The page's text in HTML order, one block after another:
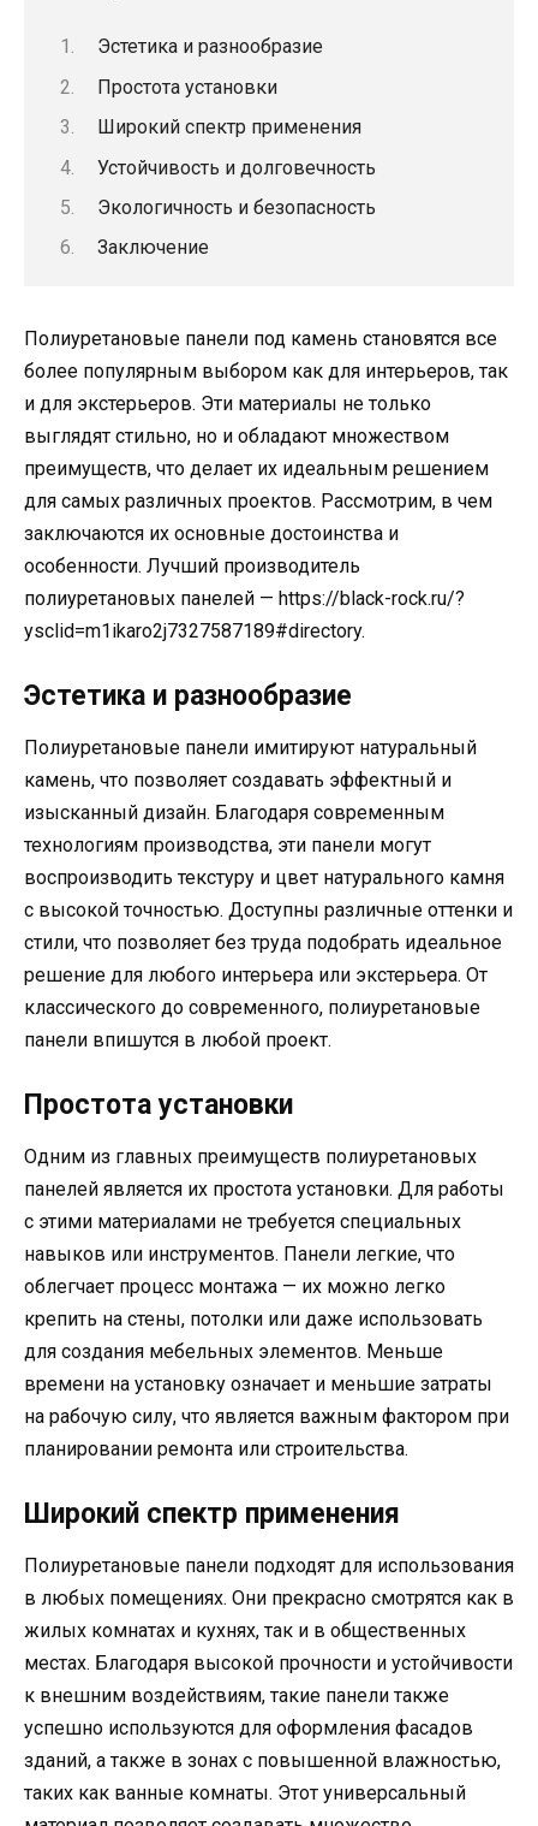
Эстетика и разнообразие
Простота установки
Широкий спектр применения
Устойчивость и долговечность
Экологичность и безопасность
Заключение
Полиуретановые панели под камень становятся все
более популярным выбором как для интерьеров, так
и для экстерьеров. Эти материалы не только
выглядят стильно, но и обладают множеством
преимуществ, что делает их идеальным решением
для самых различных проектов. Рассмотрим, в чем
заключаются их основные достоинства и
особенности. Лучший производитель
полиуретановых панелей — https://black-rock.ru/?
ysclid=m1ikaro2j7327587189#directory.
Эстетика и разнообразие
Полиуретановые панели имитируют натуральный
камень, что позволяет создавать эффектный и
изысканный дизайн. Благодаря современным
технологиям производства, эти панели могут
воспроизводить текстуру и цвет натурального камня
с высокой точностью. Доступны различные оттенки и
стили, что позволяет без труда подобрать идеальное
решение для любого интерьера или экстерьера. От
классического до современного, полиуретановые
панели впишутся в любой проект.
Простота установки
Одним из главных преимуществ полиуретановых
панелей является их простота установки. Для работы
с этими материалами не требуется специальных
навыков или инструментов. Панели легкие, что
облегчает процесс монтажа — их можно легко
крепить на стены, потолки или даже использовать
для создания мебельных элементов. Меньше
времени на установку означает и меньшие затраты
на рабочую силу, что является важным фактором при
планировании ремонта или строительства.
Широкий спектр применения
Полиуретановые панели подходят для использования
в любых помещениях. Они прекрасно смотрятся как в
жилых комнатах и кухнях, так и в общественных
местах. Благодаря высокой прочности и устойчивости
к внешним воздействиям, такие панели также
успешно используются для оформления фасадов
зданий, а также в зонах с повышенной влажностью,
таких как ванные комнаты. Этот универсальный